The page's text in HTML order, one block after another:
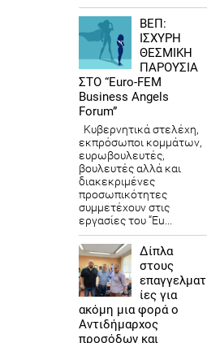
ΒΕΠ:
ΙΣΧΥΡΗ
ΘΕΣΜΙΚΗ
ΠΑΡΟΥΣΙΑ
ΣΤΟ “Euro-FEM
Business Angels
Forum”
Κυβερνητικά στελέχη,
εκπρόσωποι κομμάτων,
ευρωβουλευτές,
βουλευτές αλλά και
διακεκριμένες
προσωπικότητες
συμμετέχουν στις
εργασίες του “Eu...
Δίπλα
στους
επαγγελματ
ίες για
ακόμη μια φορά ο
Αντιδήμαρχος
προσόδων και